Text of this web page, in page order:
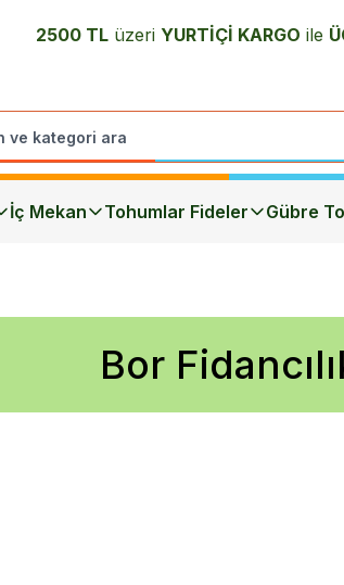
2500 TL üzeri YURTİÇİ KARGO ile
İç Mekan Tohumlar Fideler Gübre
Bor